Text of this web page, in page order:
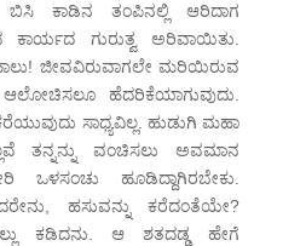
ಬಿಸಿ ಕಾಡಿನ ತಂಪಿನಲ್ಲಿ ಆರಿದಾಗ
ಕಾರ್ಯದ ಗುರುತ್ವ ಅರಿವಾಯಿತು.
ಜೀವವಿರುವಾಗಲೇ ಮರಿಯಿರುವ
ಹೆದರಿಕೆಯಾಗುವುದು.
ಸಾಧ್ಯವಿಲ್ಲ. ಹುಡುಗಿ ಮಹಾ
ತನ್ನನ್ನು ವಂಚಿಸಲು ಅವಮಾನ
ಒಳಸಂಚು ಹೂಡಿದ್ದಾಗಿರಬೇಕು.
ಹಸುವನ್ನು ಕರೆದಂತೆಯೇ?
ಕಡಿದನು. ಆ ಶತದಡ್ಡ ಹೇಗೆ